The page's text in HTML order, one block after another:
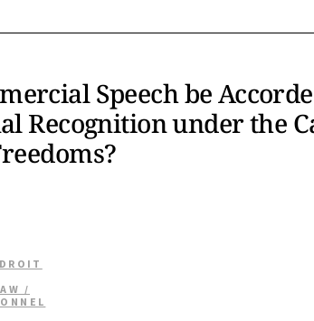
Speech be
Recognition under the
/